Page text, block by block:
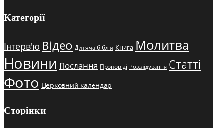
Категорії
Інтерв'ю Відео Дитяча біблія Книга Молитва
Новини Послання Проповіді Розслідування Статті
Фото Церковний календар
Сторінки